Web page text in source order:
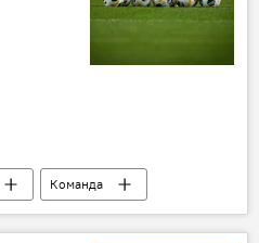
Команда
Азербайджан